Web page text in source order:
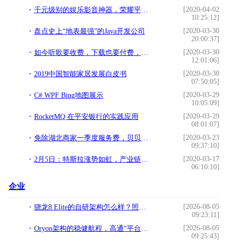
千元级别的娱乐影音神器，荣耀平板5新版本亮点十足！
[2020-04-02
10:25:12]
盘点史上“地表最强”的Java开发公司
[2020-03-30
20:00:37]
如今听歌要收费，下载也要付费，你能接受国内音乐App这种改变吗
[2020-03-30
12:01:06]
2019中国智能家居发展白皮书
[2020-03-30
07:50:05]
C# WPF Bing地图展示
[2020-03-29
10:05:09]
RocketMQ 在平安银行的实践应用
[2020-03-29
08:01:07]
免除湖北商家一季度服务费，贝贝集团出台6项举措帮助商家
[2020-03-23
09:37:10]
2月5日：特斯拉涨势如虹，产业链再起风云
[2020-03-17
06:10:10]
企业
骁龙8 Elite的自研架构怎么样？照亮移动计算的全新赛道
[2026-08-05
09:23:11]
Oryon架构的稳健航程，高通“平台化”战略初见成效
[2026-08-05
09:25:43]